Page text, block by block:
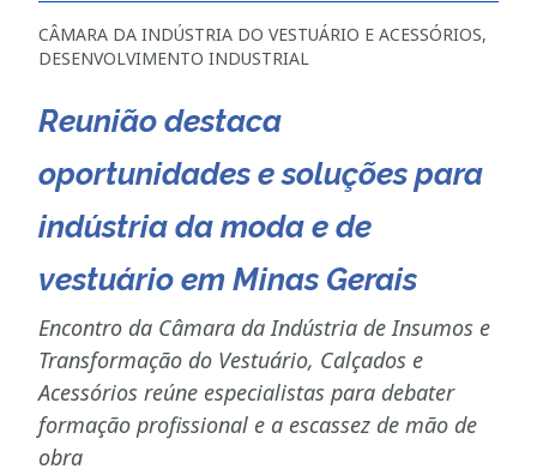
CÂMARA DA INDÚSTRIA DO VESTUÁRIO E ACESSÓRIOS,
DESENVOLVIMENTO INDUSTRIAL
Reunião destaca
oportunidades e soluções para
indústria da moda e de
vestuário em Minas Gerais
Encontro da Câmara da Indústria de Insumos e
Transformação do Vestuário, Calçados e
Acessórios reúne especialistas para debater
formação profissional e a escassez de mão de
obra